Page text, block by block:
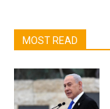
MOST READ